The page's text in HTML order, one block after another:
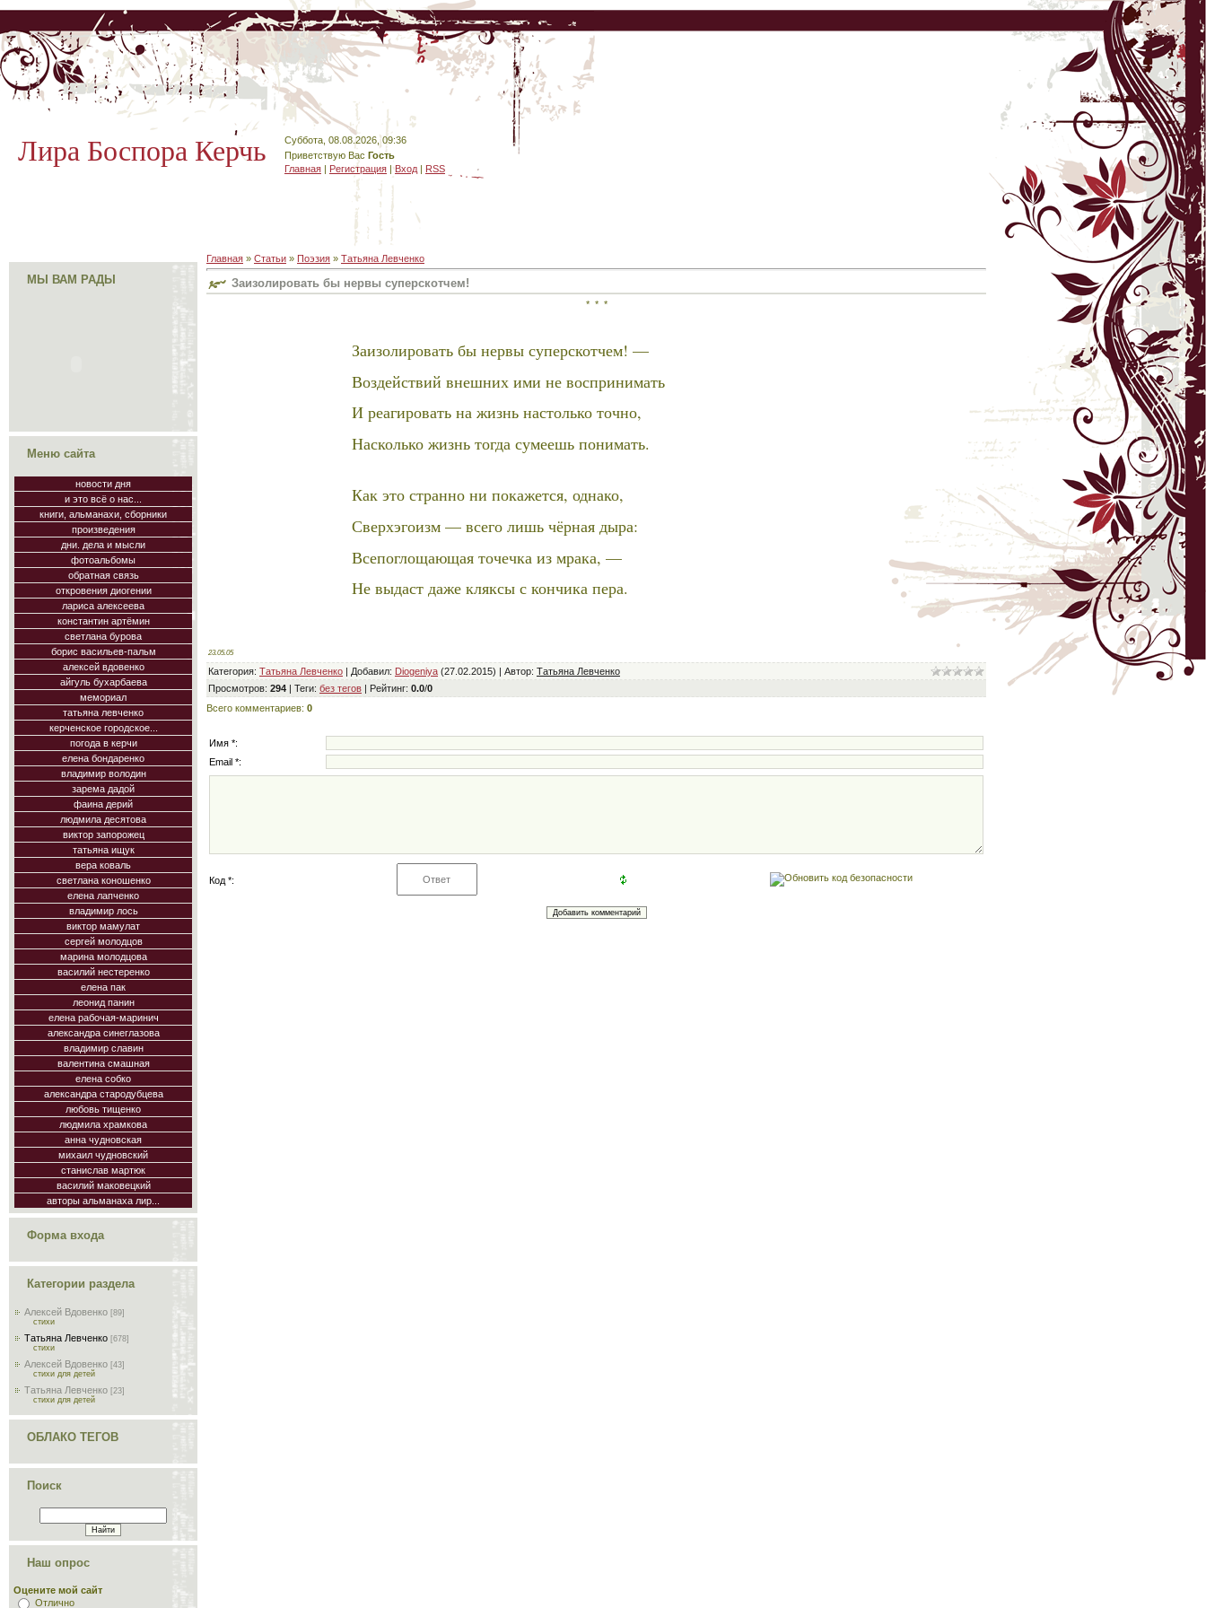
Лира Боспора Керчь
Суббота, 08.08.2026, 09:36
Приветствую Вас Гость
Главная | Регистрация |Вход | RSS
МЫ ВАМ РАДЫ
Меню сайта
новости дня
и это всё о нас...
книги, альманахи, сборники
произведения
дни. дела и мысли
фотоальбомы
обратная связь
откровения диогении
лариса алексеева
константин артёмин
светлана бурова
борис васильев-пальм
алексей вдовенко
айгуль бухарбаева
мемориал
татьяна левченко
керченское городское...
погода в керчи
елена бондаренко
владимир володин
зарема дадой
фаина дерий
людмила десятова
виктор запорожец
татьяна ищук
вера коваль
светлана коношенко
елена лапченко
владимир лось
виктор мамулат
сергей молодцов
марина молодцова
василий нестеренко
елена пак
леонид панин
елена рабочая-маринич
александра синеглазова
владимир славин
валентина смашная
елена собко
александра стародубцева
любовь тищенко
людмила храмкова
анна чудновская
михаил чудновский
станислав мартюк
василий маковецкий
авторы альманаха лир...
Форма входа
Категории раздела
Алексей Вдовенко [89]
стихи
Татьяна Левченко [678]
стихи
Алексей Вдовенко [43]
стихи для детей
Татьяна Левченко [23]
стихи для детей
ОБЛАКО ТЕГОВ
Поиск
Наш опрос
Оцените мой сайт
Отлично
Главная » Статьи » Поэзия » Татьяна Левченко
Заизолировать бы нервы суперскотчем!
* * *
Заизолировать бы нервы суперскотчем! —
Воздействий внешних ими не воспринимать
И реагировать на жизнь настолько точно,
Насколько жизнь тогда сумеешь понимать.
Как это странно ни покажется, однако,
Сверхэгоизм — всего лишь чёрная дыра:
Всепоглощающая точечка из мрака, —
Не выдаст даже кляксы с кончика пера.
23.05.05
Категория: Татьяна Левченко | Добавил: Diogeniya (27.02.2015) | Автор: Татьяна Левченко
Просмотров: 294 | Теги: без тегов | Рейтинг: 0.0/0
Всего комментариев: 0
Имя *:
Email *:
Код *: